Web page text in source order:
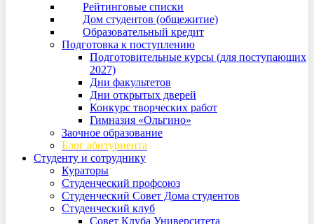
Рейтинговые списки
Дом студентов (общежитие)
Образовательный кредит
Подготовка к поступлению
Подготовительные курсы (для поступающих
2027)
Дни факультетов
Дни открытых дверей
Конкурс творческих работ
Гимназия «Ольгино»
Заочное образование
Блог абитуриента
Студенту и сотруднику
Кураторы
Студенческий профсоюз
Студенческий Совет Дома студентов
Студенческий клуб
Совет Клуба Университета